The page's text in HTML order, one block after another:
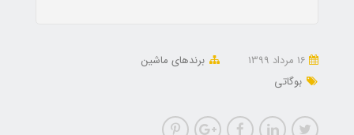
برندهای ماشین
بوگاتی